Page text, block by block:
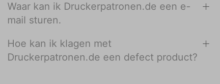
Waar kan ik Druckerpatronen.de een e-
mail sturen.
Hoe kan ik klagen met
Druckerpatronen.de een defect product?